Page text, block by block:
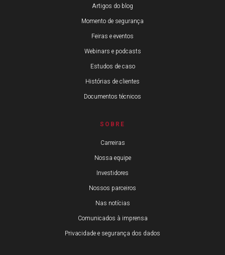
Artigos do blog
Momento de segurança
Feiras e eventos
Webinars e podcasts
Estudos de caso
Histórias de clientes
Documentos técnicos
SOBRE
Carreiras
Nossa equipe
Investidores
Nossos parceiros
Nas notícias
Comunicados à imprensa
Privacidade e segurança dos dados